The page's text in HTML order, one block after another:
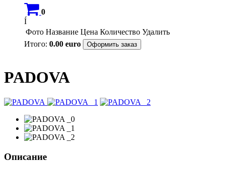
0
Í
Фото Название Цена Количество Удалить
Итого: 0.00 euro Оформить заказ
PADOVA
Описание